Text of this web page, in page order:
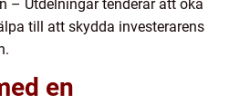
– Utdelningar tenderar att öka
till att skydda investerarens
en